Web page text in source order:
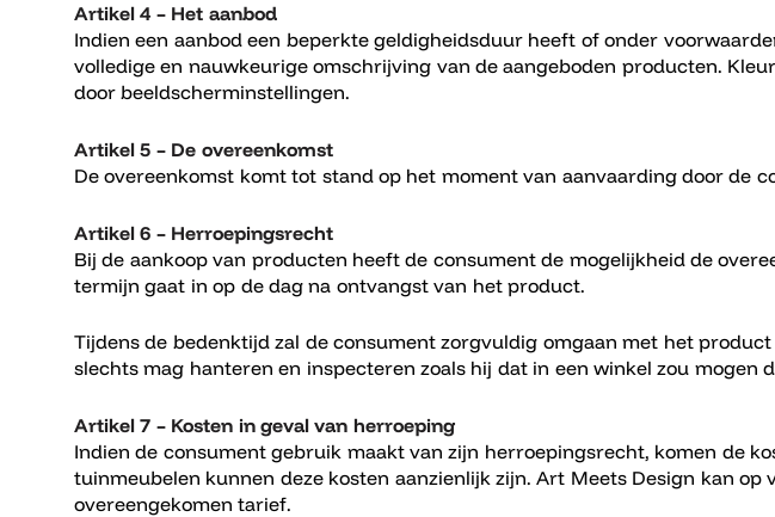
Artikel 4 – Het aanbod
Indien een aanbod een beperkte geldigheidsduur heeft of onder
volledige en nauwkeurige omschrijving van de aangeboden producten.
door beeldscherminstellingen.
Artikel 5 – De overeenkomst
De overeenkomst komt tot stand op het moment van aanvaarding door de
Artikel 6 – Herroepingsrecht
Bij de aankoop van producten heeft de consument de mogelijkheid de
termijn gaat in op de dag na ontvangst van het product.
Tijdens de bedenktijd zal de consument zorgvuldig omgaan met het
slechts mag hanteren en inspecteren zoals hij dat in een winkel zou mogen
Artikel 7 – Kosten in geval van herroeping
Indien de consument gebruik maakt van zijn herroepingsrecht, komen de
tuinmeubelen kunnen deze kosten aanzienlijk zijn. Art Meets Design kan
overeengekomen tarief.